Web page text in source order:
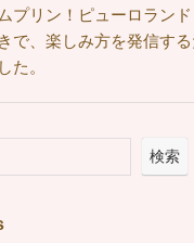
プリン！ピューロラン
で、楽しみ方を発信す
た。
検索